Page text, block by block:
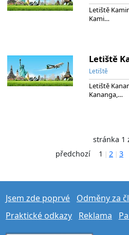
Letiště
Kami…
Letiště
Letiště
Letiště
Kananga,…
stránka 1
předchozí
1 2 3
Jsem zde poprvé
Odměny za
Praktické odkazy
Reklama